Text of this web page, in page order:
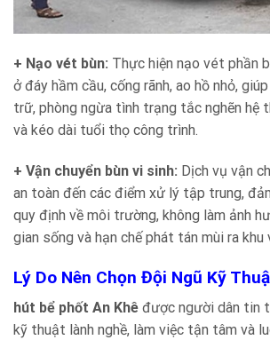
+ Nạo vét bùn: Thực hiện nạo vét phần
ở đáy hầm cầu, cống rãnh, ao hồ nhỏ,
trữ, phòng ngừa tình trạng tắc nghẽn hệ
và kéo dài tuổi thọ công trình.
+ Vận chuyển bùn vi sinh: Dịch vụ vận
an toàn đến các điểm xử lý tập trung,
quy định về môi trường, không làm ảnh
gian sống và hạn chế phát tán mùi ra khu
Lý Do Nên Chọn Đội Ngũ Kỹ
hút bể phốt An Khê được người dân tin
kỹ thuật lành nghề, làm việc tận tâm và